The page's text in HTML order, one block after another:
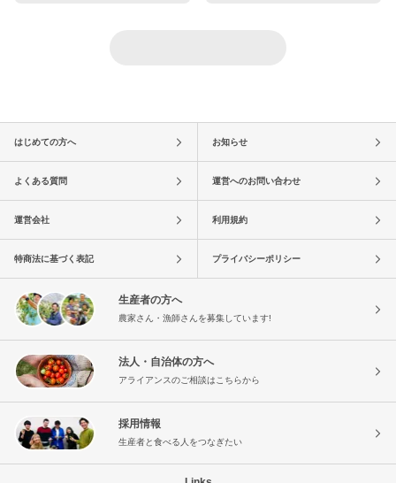
はじめての方へ お知らせ
よくある質問 運営へのお問い合わせ
運営会社 利用規約
特商法に基づく表記 プライバシーポリシー
生産者の方へ
農家さん・漁師さんを募集しています!
法人・自治体の方へ
アライアンスのご相談はこちらから
採用情報
生産者と食べる人をつなぎたい